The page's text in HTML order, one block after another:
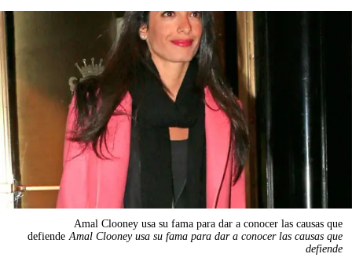
Amal Clooney usa su fama para dar a conocer las causas que
defiende Amal Clooney usa su fama para dar a conocer las causas que
defiende